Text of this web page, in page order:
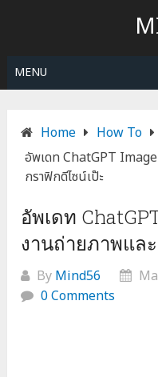
MENU
Home
How To
อัพเดท ChatGPT
กราฟิกดีไซน์เป๊ะ
อัพเดท
งานถ่ายภาพแล
By Mind56
0 Comments